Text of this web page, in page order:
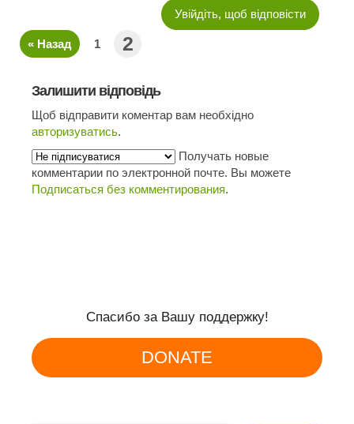
Увійдіть, щоб відповісти
« Назад 1 2
Залишити відповідь
Щоб відправити коментар вам необхідно
авторизуватись.
Получать новые
комментарии по электронной почте. Вы можете
Подписаться без комментирования.
Спасибо за Вашу поддержку!
DONATE